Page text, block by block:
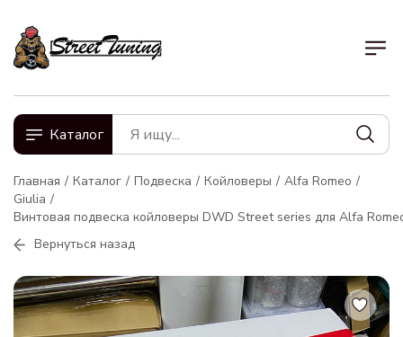
Каталог
Главная Каталог Подвеска Койловеры
Alfa Romeo
Giulia
Винтовая подвеска койловеры DWD Street series для Alfa
Вернуться назад